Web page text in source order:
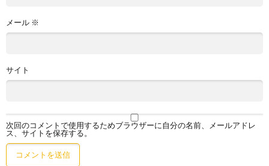
メール ※
サイト
次回のコメントで使用するためブラウザーに自分の名前、メールアドレ
ス、サイトを保存する。